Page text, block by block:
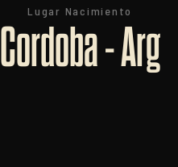
Lugar Nacimiento
Cordoba - Arg